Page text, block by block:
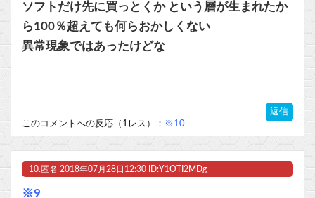
ソフトだけ先に買っとくか という層が生まれたか
ら100％超えても何らおかしくない
異常現象ではあったけどな
返信
このコメントへの反応（1レス）： ※10
10. 匿名 2018年07月28日12:30 ID:Y1OTI2MDg
※9